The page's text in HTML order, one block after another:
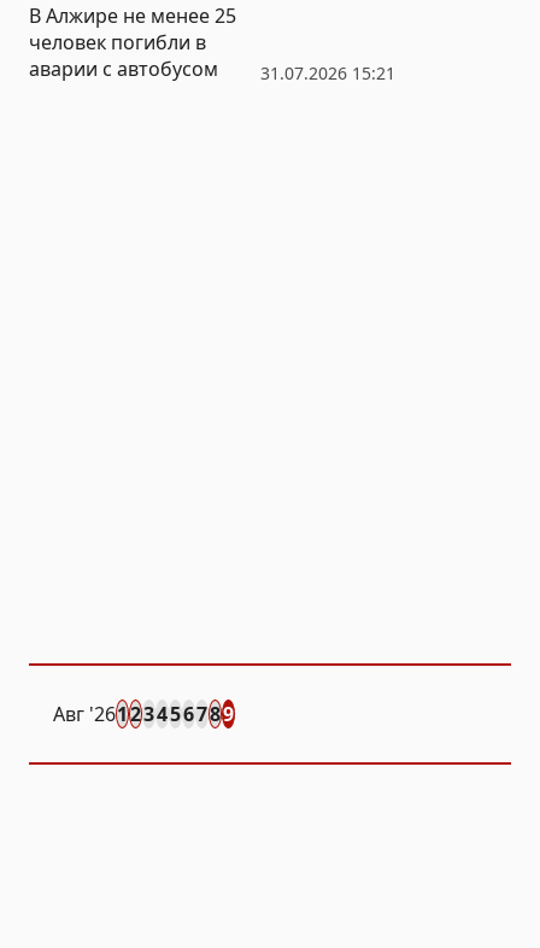
31.07.2026 15:21
В Алжире не менее 25
человек погибли в
аварии с автобусом
Авг '26123456789